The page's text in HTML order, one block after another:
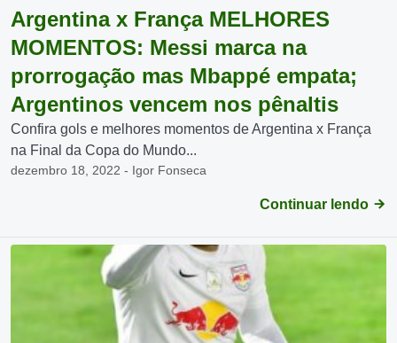
Argentina x França MELHORES
MOMENTOS: Messi marca na
prorrogação mas Mbappé empata;
Argentinos vencem nos pênaltis
Confira gols e melhores momentos de Argentina x França
na Final da Copa do Mundo...
dezembro 18, 2022 - Igor Fonseca
Continuar lendo